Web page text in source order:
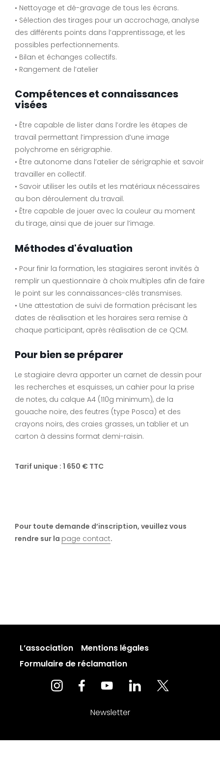
• Nettoyage et dé-gravage de tous les écrans.
• Sélection des tirages pour un accrochage, analyse
des différents points dans l’apprentissage, et les
possibles perfectionnements.
• Bilan et échanges collectifs.
• Rangement de l’atelier
Compétences et connaissances
visées
• Être capable de lister dans l’ordre les étapes de
travail permettant l’impression d’une image
polychrome en sérigraphie.
• Être autonome dans l’atelier de sérigraphie et savoir
travailler en collectif.
• Savoir utiliser les outils et les matériaux nécessaires
au bon déroulement du travail.
• Être capable de jouer avec la couleur au moment
du tirage, ainsi que de jouer sur l’image.
Méthodes d'évaluation
• Pour finir la formation, les stagiaires seront invités à
remplir un questionnaire à choix multiples afin de faire
le point sur les connaissances-clés transmises.
• Une attestation de suivi de formation précisant les
dates de réalisation et les horaires sera remise à
chaque participant, après réalisation de ce QCM.
Pour bien se préparer
Le stagiaire devra apporter un carnet de dessin pour
les recherches et esquisses, un cahier pour la prise
de notes, du calque A4 (110g minimum), de la
gouache noire, des feutres (type Posca) et des
crayons noirs, des craies grasses, un tablier et un
carton à dessins format demi-raisin.
Tarif unique : 1 650 € TTC
Pour toute demande d’inscription, veuillez vous
rendre sur la page contact.
L’association
Mentions légales
Formulaire de réclamation
Newsletter